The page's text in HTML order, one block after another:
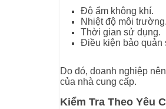
Độ ẩm không khí.
Nhiệt độ môi trường.
Thời gian sử dụng.
Điều kiện bảo quản
Do đó, doanh nghiệp
của nhà cung cấp.
Kiểm Tra Theo Yêu